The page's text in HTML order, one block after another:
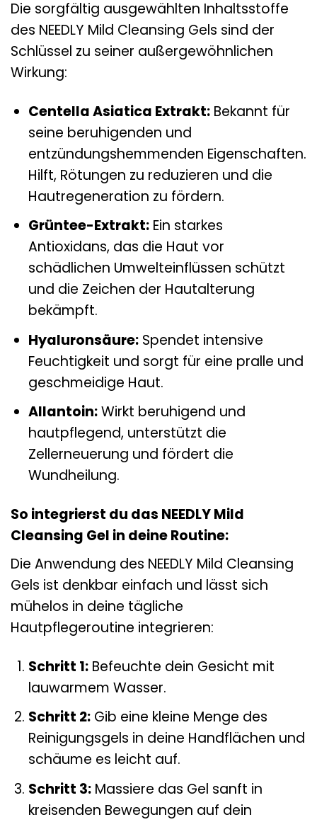
Die sorgfältig ausgewählten Inhaltsstoffe
des NEEDLY Mild Cleansing Gels sind der
Schlüssel zu seiner außergewöhnlichen
Wirkung:
Centella Asiatica Extrakt:Bekannt für
seine beruhigenden und
entzündungshemmenden Eigenschaften.
Hilft, Rötungen zu reduzieren und die
Hautregeneration zu fördern.
Grüntee-Extrakt:Ein starkes
Antioxidans, das die Haut vor
schädlichen Umwelteinflüssen schützt
und die Zeichen der Hautalterung
bekämpft.
Hyaluronsäure:Spendet intensive
Feuchtigkeit und sorgt für eine pralle und
geschmeidige Haut.
Allantoin:Wirkt beruhigend und
hautpflegend, unterstützt die
Zellerneuerung und fördert die
Wundheilung.
So integrierst du das NEEDLY Mild
Cleansing Gel in deine Routine:
Die Anwendung des NEEDLY Mild Cleansing
Gels ist denkbar einfach und lässt sich
mühelos in deine tägliche
Hautpflegeroutine integrieren:
Schritt 1:Befeuchte dein Gesicht mit
lauwarmem Wasser.
Schritt 2:Gib eine kleine Menge des
Reinigungsgels in deine Handflächen und
schäume es leicht auf.
Schritt 3:Massiere das Gel sanft in
kreisenden Bewegungen auf dein